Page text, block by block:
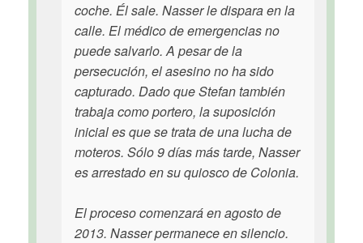
coche. Él sale. Nasser le dispara en la
calle. El médico de emergencias no
puede salvarlo. A pesar de la
persecución, el asesino no ha sido
capturado. Dado que Stefan también
trabaja como portero, la suposición
inicial es que se trata de una lucha de
moteros. Sólo 9 días más tarde, Nasser
es arrestado en su quiosco de Colonia.
El proceso comenzará en agosto de
2013. Nasser permanece en silencio.